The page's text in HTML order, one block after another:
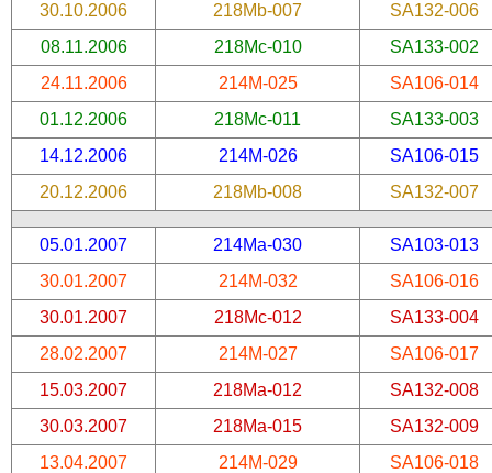
30.10.2006
218Mb-007
SA132-006
08.11.2006
218Mc-010
SA133-002
24.11.2006
214M-025
SA106-014
01.12.2006
218Mc-011
SA133-003
14.12.2006
214M-026
SA106-015
20.12.2006
218Mb-008 SA132-007
05.01.2007 214Ma-030
SA103-013
30.01.2007
214M-032
SA106-016
30.01.2007
218Mc-012
SA133-004
28.02.2007
214M-027
SA106-017
15.03.2007
218Ma-012
SA132-008
30.03.2007
218Ma-015
SA132-009
13.04.2007
214M-029
SA106-018